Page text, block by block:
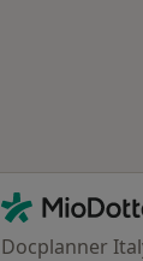
Contatti
MioDottore -
Docplanner